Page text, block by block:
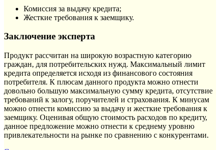
Комиссия за выдачу кредита;
Жесткие требования к заемщику.
Заключение эксперта
Продукт рассчитан на широкую возрастную категорию
граждан, для потребительских нужд. Максимальный лимит
кредита определяется исходя из финансового состояния
потребителя. К плюсам данного продукта можно отнести
довольно большую максимальную сумму кредита, отсутствие
требований к залогу, поручителей и страхования. К минусам
можно отнести комиссию за выдачу и жесткие требования к
заемщику. Оценивая общую стоимость расходов по кредиту,
данное предложение можно отнести к среднему уровню
привлекательности на рынке по сравнению с конкурентами.